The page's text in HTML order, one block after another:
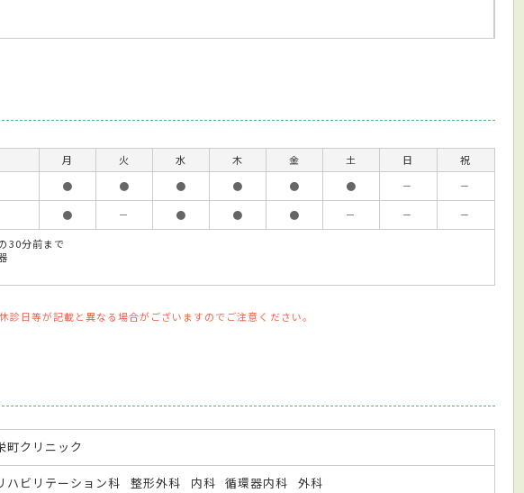
月 火 水 木 金 土 日
祝
● ● ● ● ● ● －
－
● － ● ● ● － －
－
30分前まで
日等が記載と異なる場合がございますのでご注意ください。
町クリニック
ハビリテーション科 整形外科 内科 循環器内科 外科